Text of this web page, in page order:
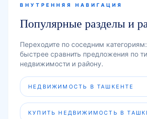
ВНУТРЕННЯЯ НАВИГАЦИЯ
Популярные разделы и
Переходите по соседним
быстрее сравнить предложения по
недвижимости и району.
НЕДВИЖИМОСТЬ В ТАШКЕНТЕ
КУПИТЬ НЕДВИЖИМОСТЬ В